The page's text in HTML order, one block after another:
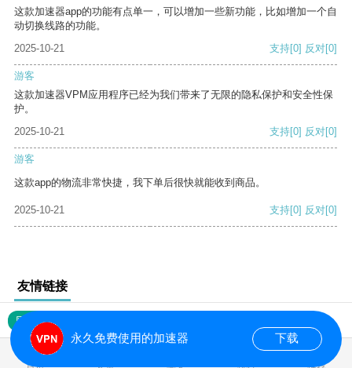
这款加速器app的功能有点单一，可以增加一些新功能，比如增加一个自
动切换线路的功能。
2025-10-21
支持[0] 反对[0]
游客
这款加速器VPM应用程序已经为我们带来了无限的隐私保护和安全性保
护。
2025-10-21
支持[0] 反对[0]
游客
这款app的物流非常快捷，我下单后很快就能收到商品。
2025-10-21 支持[0] 反对[0]
友情链接
网站地图
永久免费使用的加速器 下载